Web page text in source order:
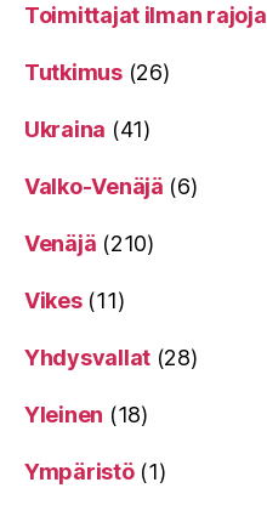
Toimittajat ilman rajoja
Tutkimus(26)
Ukraina (41)
Valko-Venäjä (6)
Venäjä (210)
Vikes(11)
Yhdysvallat (28)
Yleinen (18)
Ympäristö(1)